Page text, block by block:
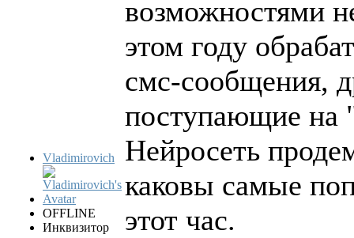
Vladimirovich
OFFLINE
Инквизитор
возможностями
этом году
смс-сообщения,
поступающие
Нейросеть
каковы самые
этот час.